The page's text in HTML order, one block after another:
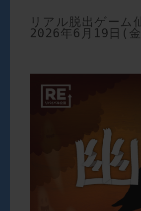
リアル脱出ゲーム
2026年6月19日(